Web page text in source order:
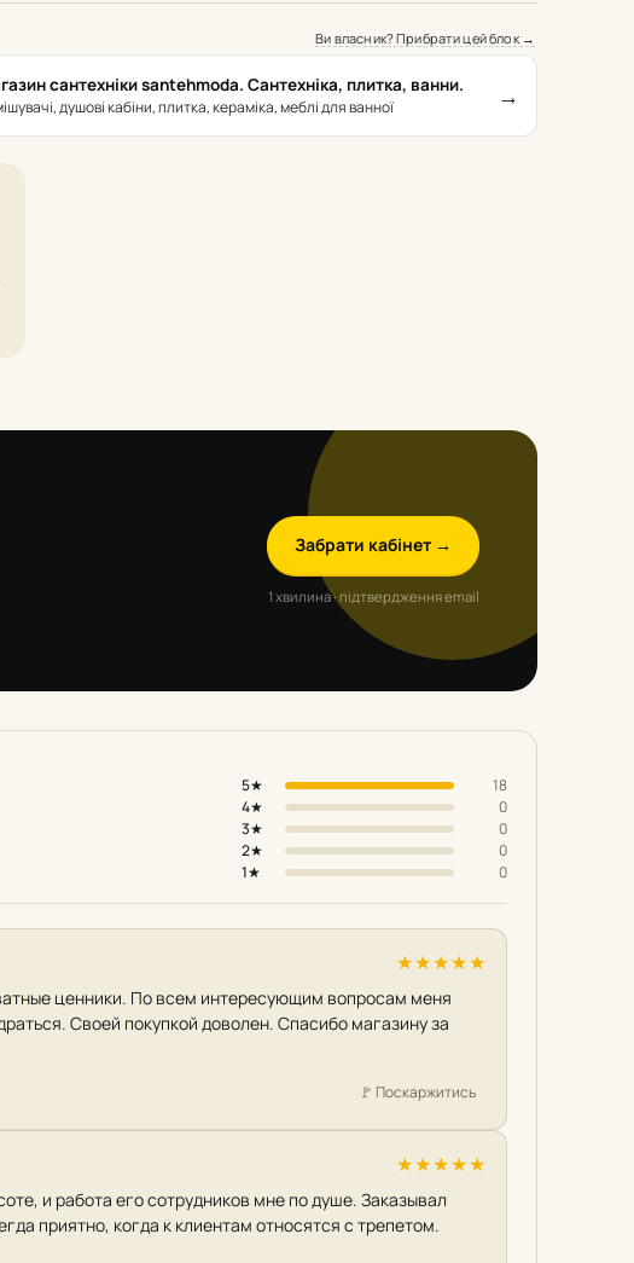
Ви власник? Прибрати цей блок →
сантехніки santehmoda. Сантехніка, плитка, ванни.
душові кабіни, плитка, кераміка, меблі для ванної →
Забрати кабінет →
1 хвилина · підтвердження email
5★
18
4★
0
3★
0
2★
0
1★
0
★★★★★
ценники. По всем интересующим вопросам меня
Своей покупкой доволен. Спасибо магазину за
🚩 Поскаржитись
★★★★★
и работа его сотрудников мне по душе. Заказывал
приятно, когда к клиентам относятся с трепетом.